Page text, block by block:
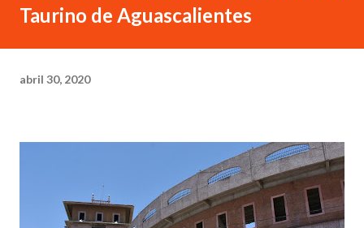
Taurino de Aguascalientes
abril 30, 2020